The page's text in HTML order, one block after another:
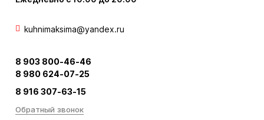
kuhnimaksima@yandex.ru
8 903 800-46-46
8 980 624-07-25
8 916 307-63-15
Обратный звонок